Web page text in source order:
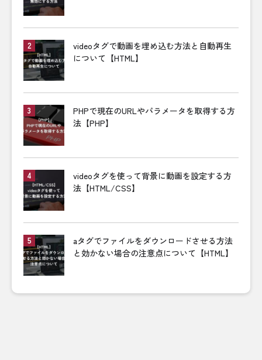
videoタグで動画を埋め込む方法と自動再生
について【HTML】
PHPで現在のURLやパラメータを取得する方
法【PHP】
videoタグを使って背景に動画を設定する方
法【HTML/CSS】
aタグでファイルをダウンロードさせる方法
と効かない場合の注意点について【HTML】